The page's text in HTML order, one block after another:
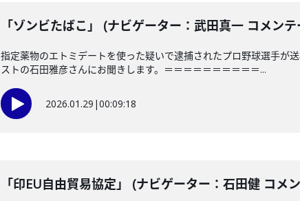
「ゾンビたばこ」 (ナビゲーター：武田真一 コメン
指定薬物のエトミデートを使った疑いで逮捕されたプロ野球選手が
ストの石田雅彦さんにお聞きします。＝＝＝＝＝＝＝＝＝＝...
2026.01.29 |00:09:18
「印EU自由貿易協定」 (ナビゲーター：石田健 コメ